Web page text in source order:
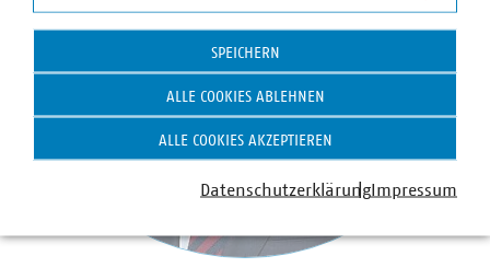
Statistik
SPEICHERN
ALLE COOKIES ABLEHNEN
ALLE COOKIES AKZEPTIEREN
DatenschutzerklärungImpressum